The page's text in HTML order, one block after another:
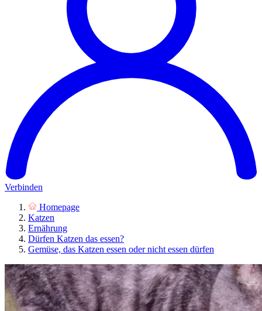
Verbinden
Homepage
Katzen
Ernährung
Dürfen Katzen das essen?
Gemüse, das Katzen essen oder nicht essen dürfen